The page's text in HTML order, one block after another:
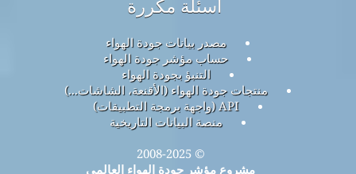
أسئلة مكررة
مصدر بيانات جودة الهواء
حساب مؤشر جودة الهواء
التنبؤ بجودة الهواء
منتجات جودة الهواء (الأقنعة، الشاشات...)
API (واجهة برمجة التطبيقات)
منصة البيانات التاريخية
© 2008-2025
مشروع مؤشر جودة الهواء العالمي